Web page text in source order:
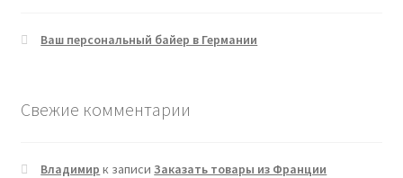
Ваш персональный байер в Германии
Свежие комментарии
Владимир к записиЗаказать товары из Франции